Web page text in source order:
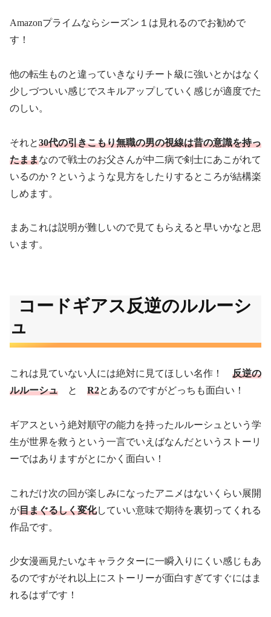
Amazonプライムならシーズン１は見れるのでお勧めで
す！
他の転生ものと違っていきなりチート級に強いとかはなく
少しづついい感じでスキルアップしていく感じが適度でた
のしい。
それと30代の引きこもり無職の男の視線は昔の意識を持っ
たままなので戦士のお父さんが中二病で剣士にあこがれて
いるのか？というような見方をしたりするところが結構楽
しめます。
まあこれは説明が難しいので見てもらえると早いかなと思
います。
コードギアス反逆のルルーシ
ュ
これは見ていない人には絶対に見てほしい名作！ 反逆の
ルルーシュ と R2とあるのですがどっちも面白い！
ギアスという絶対順守の能力を持ったルルーシュという学
生が世界を救うという一言でいえばなんだというストーリ
ーではありますがとにかく面白い！
これだけ次の回が楽しみになったアニメはないくらい展開
が目まぐるしく変化していい意味で期待を裏切ってくれる
作品です。
少女漫画見たいなキャラクターに一瞬入りにくい感じもあ
るのですがそれ以上にストーリーが面白すぎてすぐにはま
れるはずです！